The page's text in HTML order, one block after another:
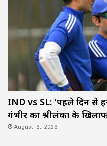
IND vs SL: ‘पहले दिन से
गंभीर का श्रीलंका के
August 6, 2026